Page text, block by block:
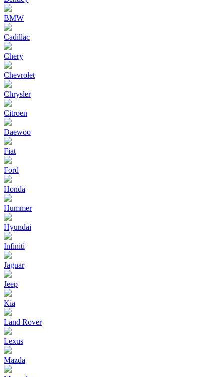
BMW
Cadillac
Chery
Chevrolet
Chrysler
Citroen
Daewoo
Fiat
Ford
Honda
Hummer
Hyundai
Infiniti
Jaguar
Jeep
Kia
Land Rover
Lexus
Mazda